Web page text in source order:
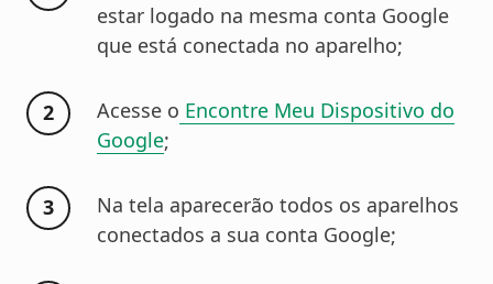
estar logado na mesma conta Google
que está conectada no aparelho;
Acesse o Encontre Meu Dispositivo do
Google;
Na tela aparecerão todos os aparelhos
conectados a sua conta Google;